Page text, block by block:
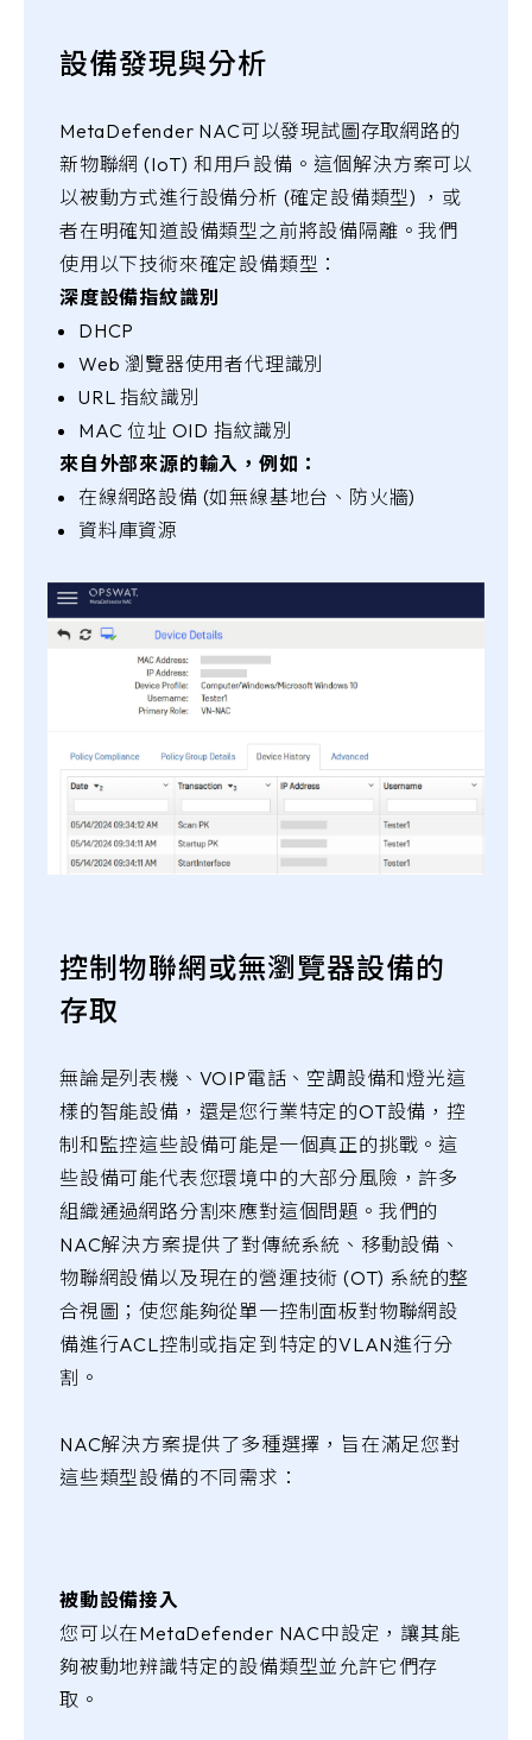
設備發現與分析
MetaDefender NAC可以發現試圖存取網路的
新物聯網 (IoT) 和用戶設備。這個解決方案可以
以被動方式進行設備分析 (確定設備類型) ，或
者在明確知道設備類型之前將設備隔離。我們
使用以下技術來確定設備類型：
深度設備指紋識別
DHCP
Web 瀏覽器使用者代理識別
URL 指紋識別
MAC 位址 OID 指紋識別
來自外部來源的輸入，例如：
在線網路設備 (如無線基地台、防火牆)
資料庫資源
控制物聯網或無瀏覽器設備的
存取
無論是列表機、VOIP電話、空調設備和燈光這
樣的智能設備，還是您行業特定的OT設備，控
制和監控這些設備可能是一個真正的挑戰。這
些設備可能代表您環境中的大部分風險，許多
組織通過網路分割來應對這個問題。我們的
NAC解決方案提供了對傳統系統、移動設備、
物聯網設備以及現在的營運技術 (OT) 系統的整
合視圖；使您能夠從單一控制面板對物聯網設
備進行ACL控制或指定到特定的VLAN進行分
割。
NAC解決方案提供了多種選擇，旨在滿足您對
這些類型設備的不同需求：
被動設備接入
您可以在MetaDefender NAC中設定，讓其能
夠被動地辨識特定的設備類型並允許它們存
取。